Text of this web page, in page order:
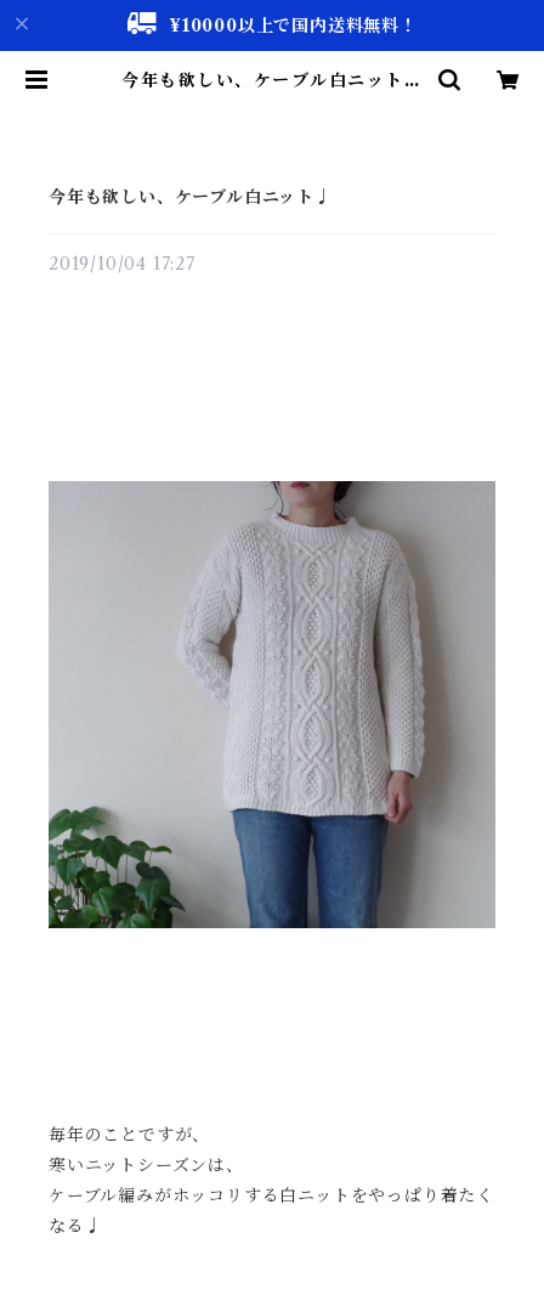
¥10000以上で国内送料無料！
今年も欲しい、ケーブル白ニット♩
今年も欲しい、ケーブル白ニット♩
2019/10/04 17:27
毎年のことですが、
寒いニットシーズンは、
ケーブル編みがホッコリする白ニットをやっぱり着たく
なる♩